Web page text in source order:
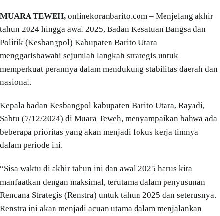
MUARA TEWEH, onlinekoranbarito.com – Menjelang akhir
tahun 2024 hingga awal 2025, Badan Kesatuan Bangsa dan
Politik (Kesbangpol) Kabupaten Barito Utara
menggarisbawahi sejumlah langkah strategis untuk
memperkuat perannya dalam mendukung stabilitas daerah dan
nasional.
Kepala badan Kesbangpol kabupaten Barito Utara, Rayadi,
Sabtu (7/12/2024) di Muara Teweh, menyampaikan bahwa ada
beberapa prioritas yang akan menjadi fokus kerja timnya
dalam periode ini.
“Sisa waktu di akhir tahun ini dan awal 2025 harus kita
manfaatkan dengan maksimal, terutama dalam penyusunan
Rencana Strategis (Renstra) untuk tahun 2025 dan seterusnya.
Renstra ini akan menjadi acuan utama dalam menjalankan